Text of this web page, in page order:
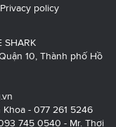
Privacy policy
SHARK
10, Thành phố Hồ
- 077 261 5246
745 0540 - Mr. Thơi